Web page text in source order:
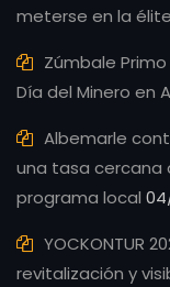
meterse en la
Zúmbale
Día del Minero en
Albemarle
una tasa cercana
programa local
YOCKONTUR
revitalización y